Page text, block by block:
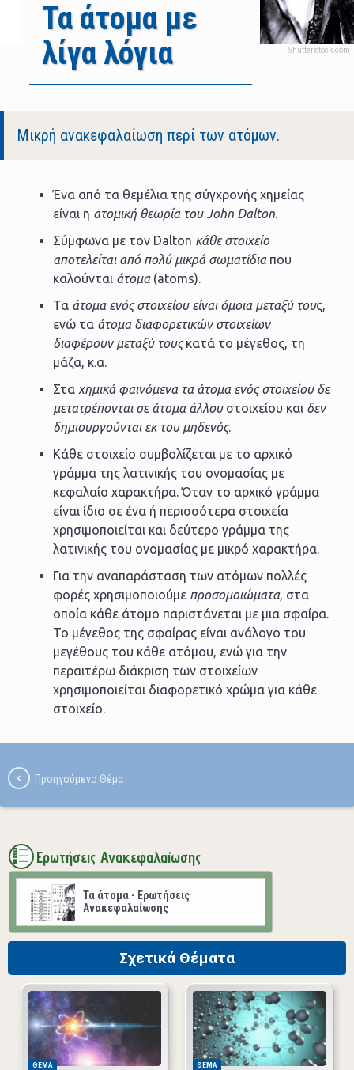
Τα άτομα με
λίγα λόγια
Μικρή ανακεφαλαίωση περί των ατόμων.
Ένα από τα θεμέλια της σύγχρονής χημείας
είναι η ατομική θεωρία του John Dalton.
Σύμφωνα με τον Dalton κάθε στοιχείο
αποτελείται από πολύ μικρά σωματίδιαπου
καλούνται άτομα (atoms).
Τα άτομα ενός στοιχείου είναι όμοια μεταξύ τους,
ενώ τα άτομα διαφορετικών στοιχείων
διαφέρουν μεταξύ τουςκατά το μέγεθος, τη
μάζα, κ.α.
Στα χημικά φαινόμενα τα άτομα ενός στοιχείου δε
μετατρέπονται σε άτομα άλλουστοιχείου και δεν
δημιουργούνται εκ του μηδενός.
Κάθε στοιχείο συμβολίζεται με το αρχικό
γράμμα της λατινικής του ονομασίας με
κεφαλαίο χαρακτήρα. Όταν το αρχικό γράμμα
είναι ίδιο σε ένα ή περισσότερα στοιχεία
χρησιμοποιείται και δεύτερο γράμμα της
λατινικής του ονομασίας με μικρό χαρακτήρα.
Για την αναπαράσταση των ατόμων πολλές
φορές χρησιμοποιούμε προσομοιώματα, στα
οποία κάθε άτομο παριστάνεται με μια σφαίρα.
Το μέγεθος της σφαίρας είναι ανάλογο του
μεγέθους του κάθε ατόμου, ενώ για την
περαιτέρω διάκριση των στοιχείων
χρησιμοποιείται διαφορετικό χρώμα για κάθε
στοιχείο.
Ερωτήσεις Ανακεφαλαίωσης
Τα άτομα - Ερωτήσεις
Ανακεφαλαίωσης
Σχετικά Θέματα
ΘΕΜΑ ΘΕΜΑ